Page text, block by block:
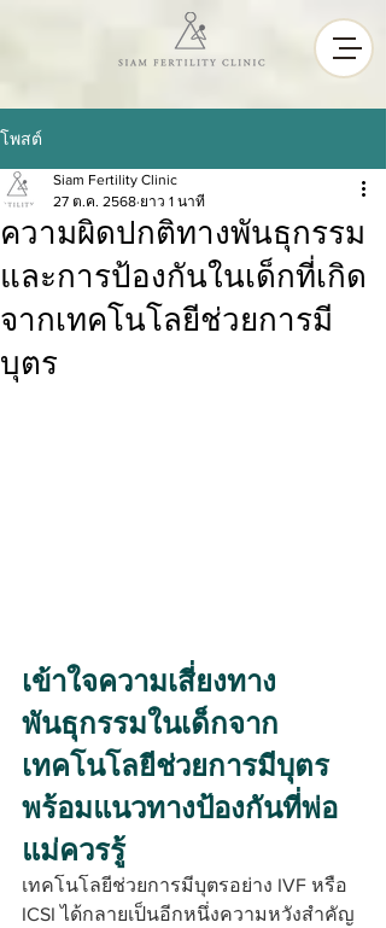
โพสต์
ความผิดปกติทางพันธุกรรม
และการป้องกันในเด็กที่เกิด
จากเทคโนโลยีช่วยการมี
บุตร
Siam Fertility Clinic
27 ต.ค. 2568 ยาว 1 นาที
เข้าใจความเสี่ยงทาง
พันธุกรรมในเด็กจาก
เทคโนโลยีช่วยการมีบุตร
พร้อมแนวทางป้องกันที่พ่อ
แม่ควรรู้
เทคโนโลยีช่วยการมีบุตรอย่าง IVF หรือ
ICSI ได้กลายเป็นอีกหนึ่งความหวังสำคัญ